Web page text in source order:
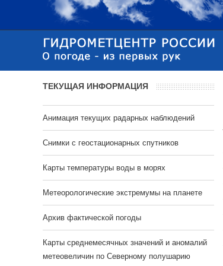
ТЕКУЩАЯ ИНФОРМАЦИЯ
Анимация текущих радарных наблюдений
Cнимки с геостационарных спутников
Карты температуры воды в морях
Метеорологические экстремумы на планете
Архив фактической погоды
Карты среднемесячных значений и аномалий
метеовеличин по Северному полушарию